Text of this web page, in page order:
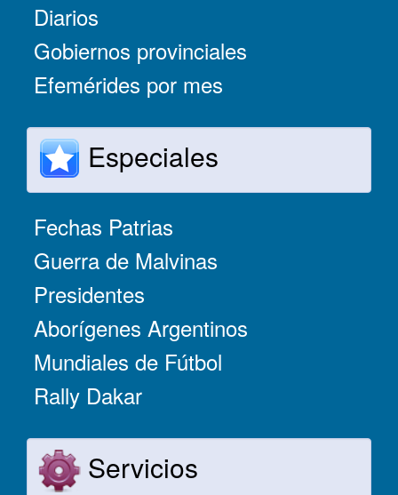
Diarios
Gobiernos provinciales
Efemérides por mes
Especiales
Fechas Patrias
Guerra de Malvinas
Presidentes
Aborígenes Argentinos
Mundiales de Fútbol
Rally Dakar
Servicios